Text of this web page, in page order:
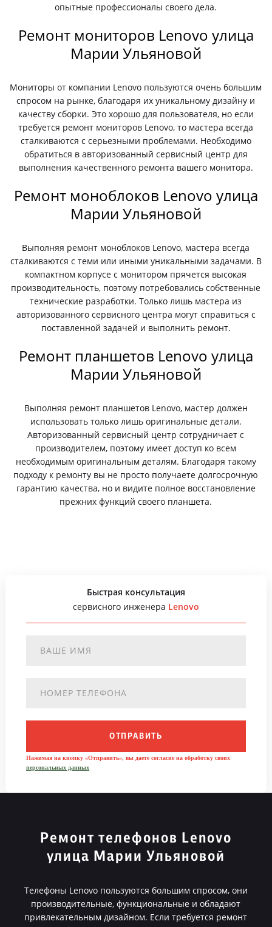
опытные профессионалы своего дела.
Ремонт мониторов Lenovo улица
Марии Ульяновой
Мониторы от компании Lenovo пользуются очень большим
спросом на рынке, благодаря их уникальному дизайну и
качеству сборки. Это хорошо для пользователя, но если
требуется ремонт мониторов Lenovo, то мастера всегда
сталкиваются с серьезными проблемами. Необходимо
обратиться в авторизованный сервисный центр для
выполнения качественного ремонта вашего монитора.
Ремонт моноблоков Lenovo улица
Марии Ульяновой
Выполняя ремонт моноблоков Lenovo, мастера всегда
сталкиваются с теми или иными уникальными задачами. В
компактном корпусе с монитором прячется высокая
производительность, поэтому потребовались собственные
технические разработки. Только лишь мастера из
авторизованного сервисного центра могут справиться с
поставленной задачей и выполнить ремонт.
Ремонт планшетов Lenovo улица
Марии Ульяновой
Выполняя ремонт планшетов Lenovo, мастер должен
использовать только лишь оригинальные детали.
Авторизованный сервисный центр сотрудничает с
производителем, поэтому имеет доступ ко всем
необходимым оригинальным деталям. Благодаря такому
подходу к ремонту вы не просто получаете долгосрочную
гарантию качества, но и видите полное восстановление
прежних функций своего планшета.
Быстрая консультация
сервисного инженера Lenovo
ОТПРАВИТЬ
Нажимая на кнопку «Отправить», вы даете согласие на обработку своих
персональных данных
Ремонт телефонов Lenovo
улица Марии Ульяновой
Телефоны Lenovo пользуются большим спросом, они
производительные, функциональные и обладают
привлекательным дизайном. Если требуется ремонт